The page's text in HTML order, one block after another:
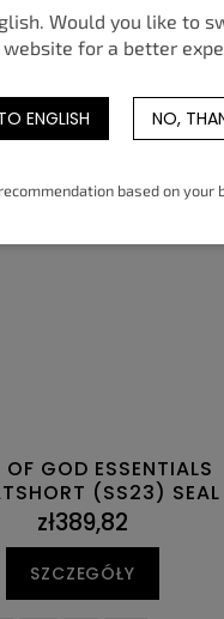
M L XL
OF GOD ESSENTIALS
(SS23) SEAL
zł389,82
SZCZEGÓŁY
Would you like to
for a better
ENGLISH NO,
based on your